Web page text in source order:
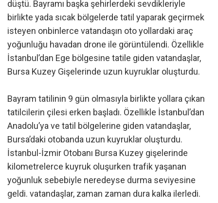
düştü. Bayramı başka şehirlerdeki sevdikleriyle
birlikte yada sıcak bölgelerde tatil yaparak geçirmek
isteyen onbinlerce vatandaşın oto yollardaki araç
yoğunluğu havadan drone ile görüntülendi. Özellikle
İstanbul’dan Ege bölgesine tatile giden vatandaşlar,
Bursa Kuzey Gişelerinde uzun kuyruklar oluşturdu.
Bayram tatilinin 9 gün olmasıyla birlikte yollara çıkan
tatilcilerin çilesi erken başladı. Özellikle İstanbul’dan
Anadolu’ya ve tatil bölgelerine giden vatandaşlar,
Bursa’daki otobanda uzun kuyruklar oluşturdu.
İstanbul-İzmir Otobanı Bursa Kuzey gişelerinde
kilometrelerce kuyruk oluşurken trafik yaşanan
yoğunluk sebebiyle neredeyse durma seviyesine
geldi. vatandaşlar, zaman zaman dura kalka ilerledi.